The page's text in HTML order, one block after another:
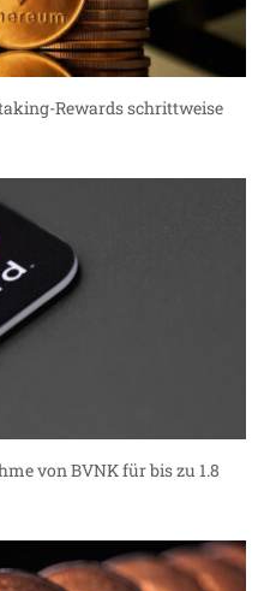
Rewards schrittweise
von BVNK für bis zu 1.8